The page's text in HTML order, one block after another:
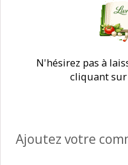
N'hésirez pas à
cliquant
Ajoutez votre